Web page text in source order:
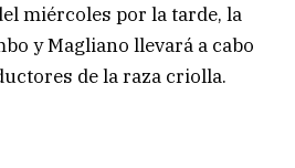
miércoles por la tarde, la
y Magliano llevará a cabo
de la raza criolla.